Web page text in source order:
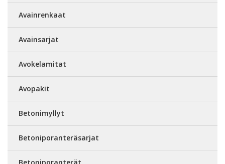
Avainrenkaat
Avainsarjat
Avokelamitat
Avopakit
Betonimyllyt
Betoniporanteräsarjat